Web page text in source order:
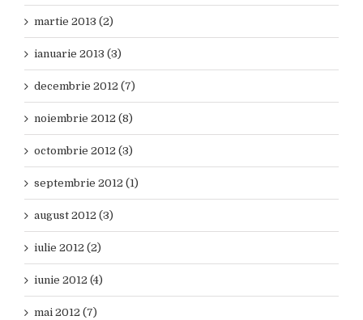
martie 2013 (2)
ianuarie 2013 (3)
decembrie 2012 (7)
noiembrie 2012 (8)
octombrie 2012 (3)
septembrie 2012 (1)
august 2012 (3)
iulie 2012 (2)
iunie 2012 (4)
mai 2012 (7)